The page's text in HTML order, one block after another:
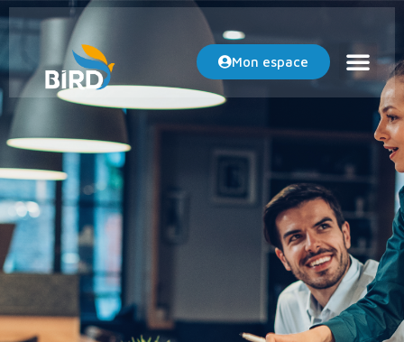
Mon espace